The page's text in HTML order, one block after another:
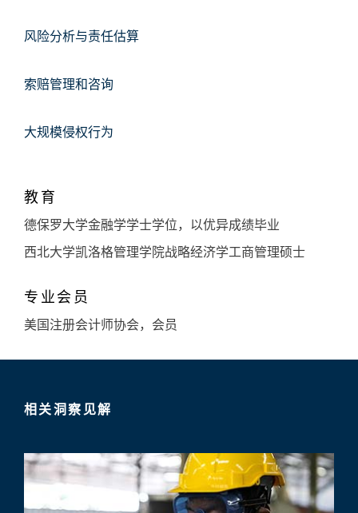
风险分析与责任估算
索赔管理和咨询
大规模侵权行为
教育
德保罗大学金融学学士学位，以优异成绩毕业
西北大学凯洛格管理学院战略经济学工商管理硕士
专业会员
美国注册会计师协会，会员
相关洞察见解